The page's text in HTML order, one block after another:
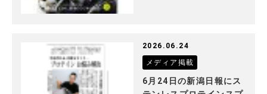
2026.06.24
メディア掲載
6月24日の新潟日報にス